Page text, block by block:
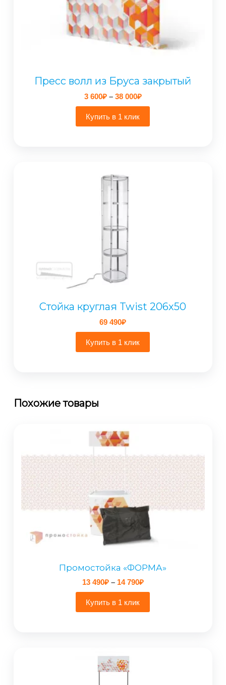
Пресс волл из Бруса закрытый
3 600₽ – 38 000₽Диапазон
цен:
600₽
Купить в 1 клик
Стойка круглая Twist 206х50
69 490₽
Купить в 1 клик
Похожие товары
Промостойка «ФОРМА»
13 490₽ – 14 790₽Диапазон
цен:
490₽
Купить в 1 клик